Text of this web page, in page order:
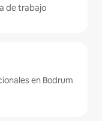
de trabajo
en Bodrum